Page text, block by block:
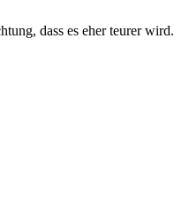
dass es eher teurer wird.